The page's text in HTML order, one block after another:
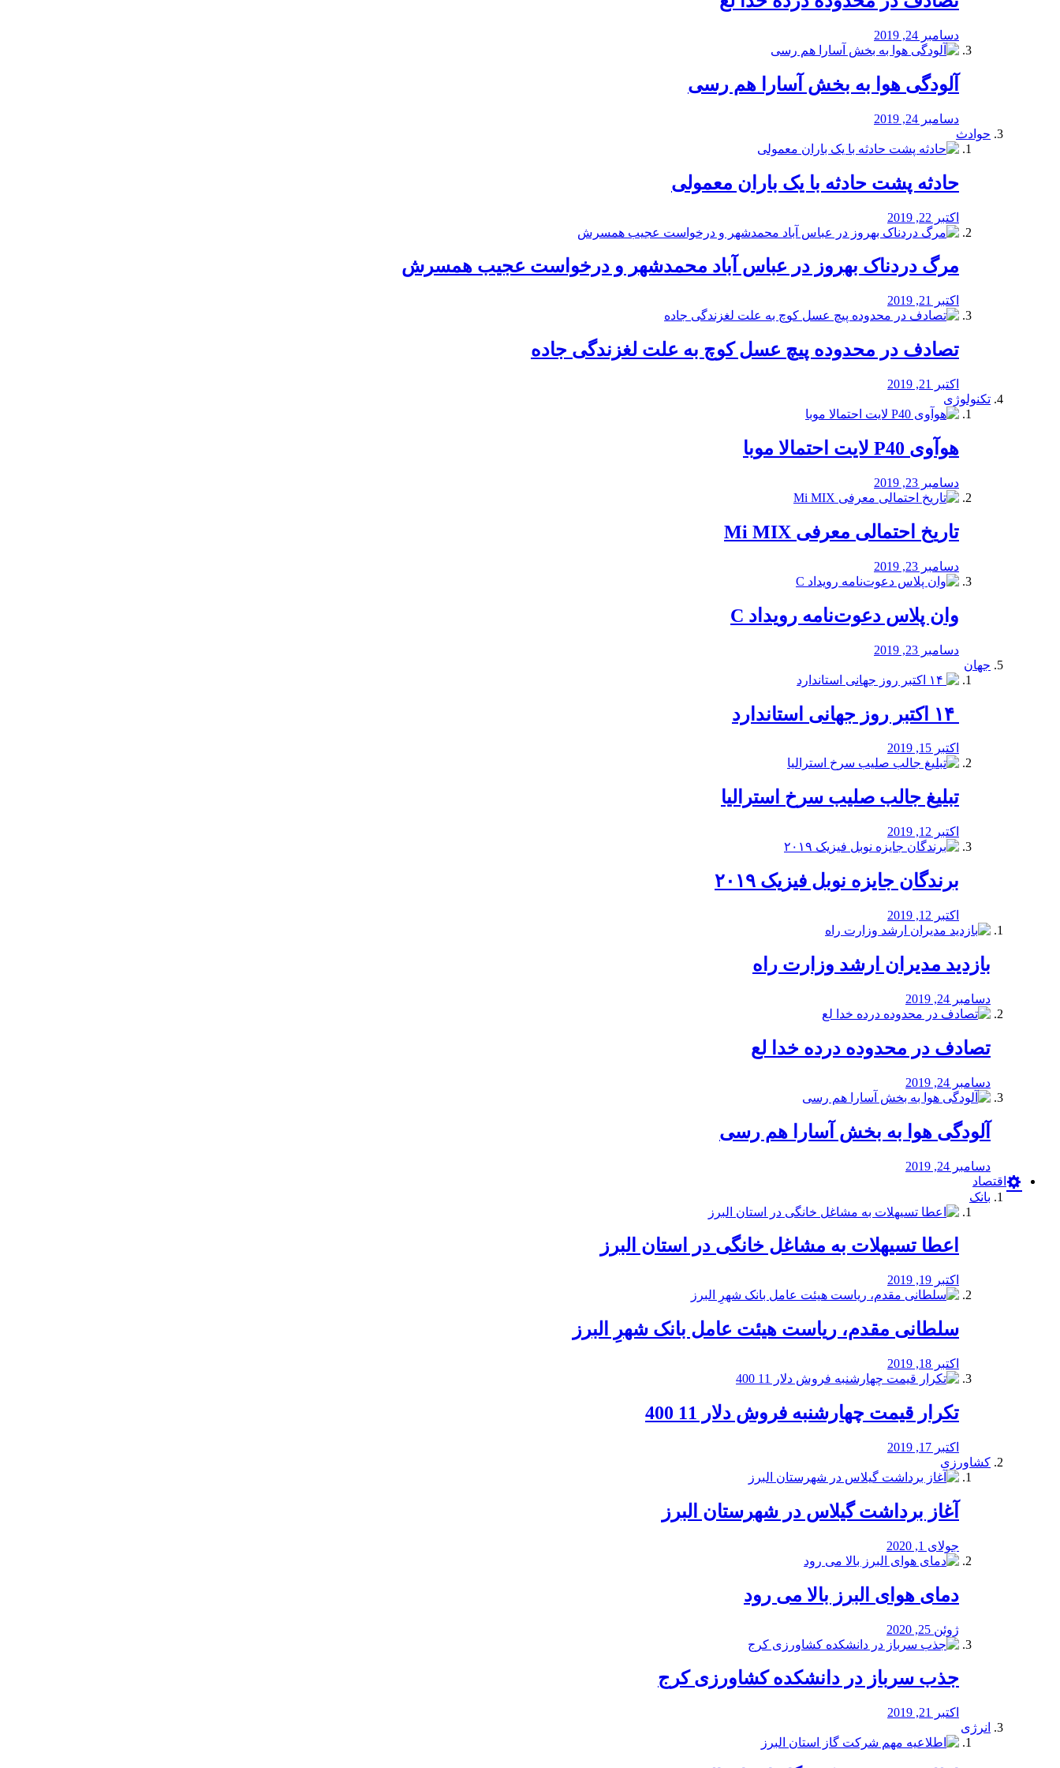
دسامبر 24, 2019
آلودگی هوا به بخش آسارا هم رسی
دسامبر 24, 2019
حوادث
️حادثه پشت حادثه با یک باران معمولی
اکتبر 22, 2019
مرگ دردناک بهروز در عباس آباد محمدشهر و درخواست عجیب همسرش
اکتبر 21, 2019
تصادف در محدوده پیچ عسل کوچ به علت لغزندگی جاده
اکتبر 21, 2019
تکنولوژی
هوآوی P40 لایت احتمالا موبا
دسامبر 23, 2019
تاریخ احتمالی معرفی Mi MIX
دسامبر 23, 2019
وان پلاس دعوت‌نامه رویداد C
دسامبر 23, 2019
جهان
اکتبر 15, 2019
تبلیغ جالب صلیب سرخ استرالیا
اکتبر 12, 2019
برندگان جایزه نوبل فیزیک ۲۰۱۹
اکتبر 12, 2019
بازدید مدیران ارشد وزارت راه
دسامبر 24, 2019
تصادف در محدوده درده خدا لع
دسامبر 24, 2019
آلودگی هوا به بخش آسارا هم رسی
دسامبر 24, 2019
اقتصاد
بانک
️اعطا تسیهلات به مشاغل خانگی در استان البرز
اکتبر 19, 2019
سلطانی مقدم، ریاست هیئت عامل بانک شهرِ البرز
اکتبر 18, 2019
تکرار قیمت چهارشنبه فروش دلار 11 400
اکتبر 17, 2019
کشاورزی
آغاز برداشت گیلاس در شهرستان البرز
جولای 1, 2020
دمای هوای البرز بالا می رود
ژوئن 25, 2020
جذب سرباز در دانشکده کشاورزی کرج
اکتبر 21, 2019
انرژی